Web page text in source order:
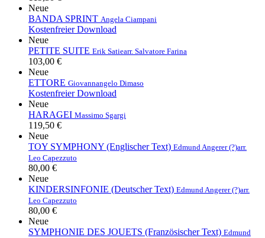
Neue
BANDA SPRINT Angela Ciampani
Kostenfreier Download
Neue
PETITE SUITE Erik Satiearr. Salvatore Farina
103,00 €
Neue
ETTORE Giovannangelo Dimaso
Kostenfreier Download
Neue
HARAGEI Massimo Sgargi
119,50 €
Neue
TOY SYMPHONY (Englischer Text) Edmund Angerer (?)arr.
Leo Capezzuto
80,00 €
Neue
KINDERSINFONIE (Deutscher Text) Edmund Angerer (?)arr.
Leo Capezzuto
80,00 €
Neue
SYMPHONIE DES JOUETS (Französischer Text) Edmund